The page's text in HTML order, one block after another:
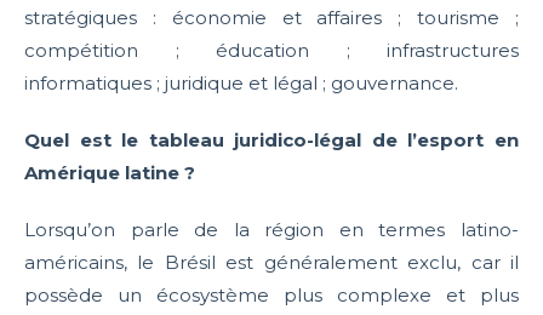
stratégiques : économie et affaires ; tourisme ;
compétition ; éducation ; infrastructures
informatiques ; juridique et légal ; gouvernance.
Quel est le tableau juridico-légal de l’esport en
Amérique latine ?
Lorsqu’on parle de la région en termes latino-
américains, le Brésil est généralement exclu, car il
possède un écosystème plus complexe et plus